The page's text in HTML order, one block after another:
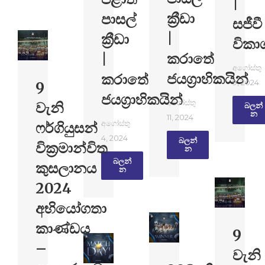
ක්‍රීඩා
කරාතේ
ජයග්‍රාහිකයින්
අගෝස්තු
11, 2024
බලන්​
න
සජීවී
අගෝස්තු
9, 2024
බලන්​
න
පාසල්
ක්‍රීඩා
කරාතේ
ජයග්‍රාහිකයින්
අගෝස්තු
4, 2024
බලන්​
න
9
වැනි
ෆර්ගියුසන්
වික්‍රමාන්විත
කුසලානය
2024
අභියෝගතා
කාණ්ඩය
–
9
වැනි